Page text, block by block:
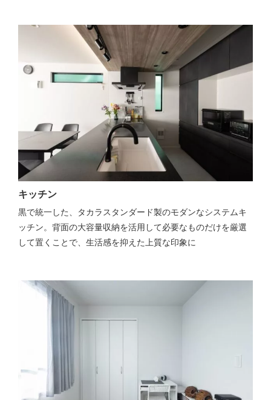
キッチン
黒で統一した、タカラスタンダード製のモダンなシステムキ
ッチン。背面の大容量収納を活用して必要なものだけを厳選
して置くことで、生活感を抑えた上質な印象に